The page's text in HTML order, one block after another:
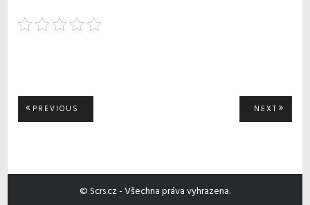
Navigace
příspěvek
PREVIOUS
POST:
NEXT NEXT
POST:
© Scrs.cz - Všechna práva vyhrazena.